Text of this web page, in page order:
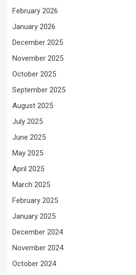
February 2026
January 2026
December 2025
November 2025
October 2025
September 2025
August 2025
July 2025
June 2025
May 2025
April 2025
March 2025
February 2025
January 2025
December 2024
November 2024
October 2024